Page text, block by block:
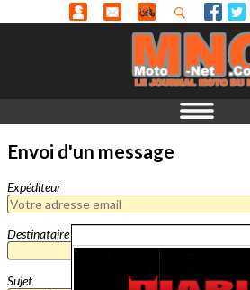
Envoi d'un message
Expéditeur
Destinataire
Sujet